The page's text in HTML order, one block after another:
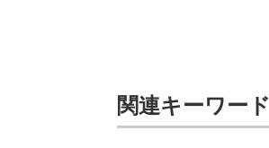
関連キーワード